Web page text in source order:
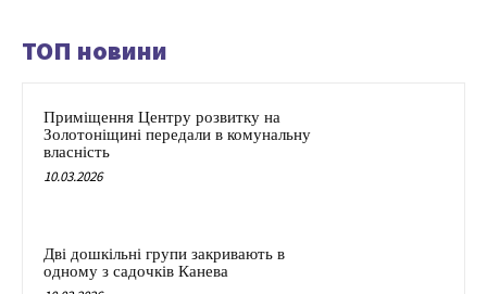
ТОП новини
Приміщення Центру розвитку на
Золотоніщині передали в комунальну
власність
10.03.2026
Дві дошкільні групи закривають в
одному з садочків Канева